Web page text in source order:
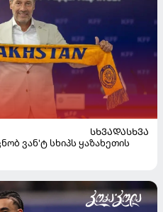
ᲡᲮᲕᲐᲓᲐᲡᲮᲕᲐ
ვან'ტ სხიპს ყაზახეთის